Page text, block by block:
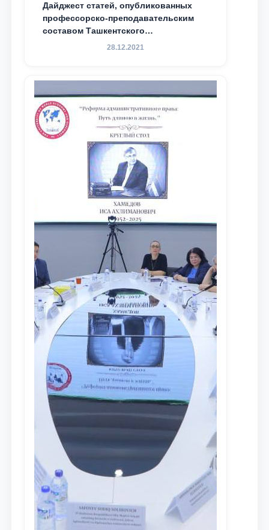
Дайджест статей, опубликованных
профессорско-преподавательским
составом Ташкентского
государственного юридического
доведения до международного
сообщества результатов реформ и
исследований в сфере
противодействия коррупции
28.12.2021